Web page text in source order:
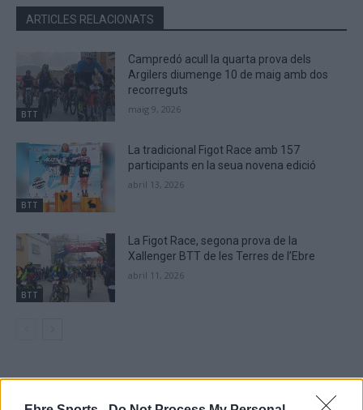
ARTICLES RELACIONATS
BTT
Campredó acull la quarta prova dels
Argilers diumenge 10 de maig amb dos
recorreguts
maig 9, 2026
BTT
La tradicional Figot Race amb 157
participants en la seua novena edició
abril 13, 2026
BTT
La Figot Race, segona prova de la
Xallenger BTT de les Terres de l’Ebre
abril 11, 2026